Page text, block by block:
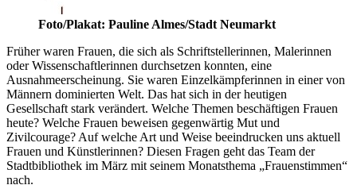
Foto/Plakat: Pauline Almes/Stadt Neumarkt
Früher waren Frauen, die sich als Schriftstellerinnen, Malerinnen
oder Wissenschaftlerinnen durchsetzen konnten, eine
Ausnahmeerscheinung. Sie waren Einzelkämpferinnen in einer von
Männern dominierten Welt. Das hat sich in der heutigen
Gesellschaft stark verändert. Welche Themen beschäftigen Frauen
heute? Welche Frauen beweisen gegenwärtig Mut und
Zivilcourage? Auf welche Art und Weise beeindrucken uns aktuell
Frauen und Künstlerinnen? Diesen Fragen geht das Team der
Stadtbibliothek im März mit seinem Monatsthema „Frauenstimmen“
nach.